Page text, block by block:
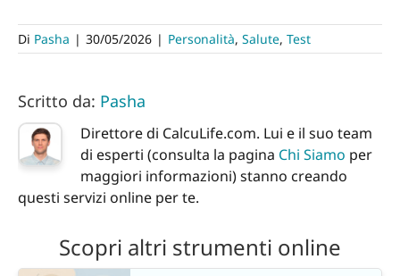
Di Pasha | 30/05/2026 | Personalità, Salute, Test
Scritto da: Pasha
Direttore di CalcuLife.com. Lui e il suo team
di esperti (consulta la pagina Chi Siamo per
maggiori informazioni) stanno creando
questi servizi online per te.
Scopri altri strumenti online